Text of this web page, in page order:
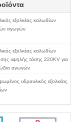
εξολκέας καλωδίων
αγωγών
εξολκέας καλωδίων
υψηλής τάσης 220KV για
αγωγών
υδραυλικός εξολκέας